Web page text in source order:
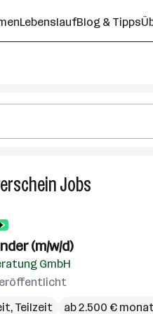
LebenslaufBlog & Tipps
Jobs
(m/w/d)
GmbH
Teilzeit ab 2.500 €